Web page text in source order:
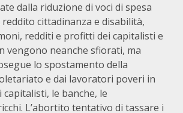
dalla riduzione di voci di spesa
reddito cittadinanza e disabilità,
redditi e profitti dei capitalisti e
vengono neanche sfiorati, ma
lo spostamento della
e dai lavoratori poveri in
le banche, le
L’abortito tentativo di tassare i